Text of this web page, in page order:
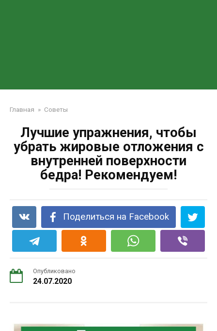
Главная » Советы
Лучшие упражнения, чтобы
убрать жировые отложения с
внутренней поверхности
бедра! Рекомендуем!
Поделиться на Facebook
Опубликовано
24.07.2020